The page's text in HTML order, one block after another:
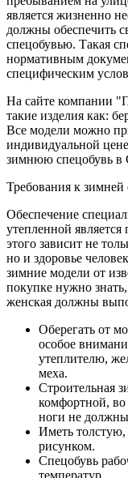
является жизненно
должны обеспечить
спецобувью. Такая
нормативным
специфическим
На сайте компании
такие изделия как:
Все модели можно
индивидуальной
зимнюю спецобувь в
Требования к зимней
Обеспечение
утепленной является
этого зависит не
но и здоровье
зимние модели от
покупке нужно
женская должны
Оберегать от
особое
утеплителю,
меха.
Строительная
комфортной, во
ноги не должны
Иметь
рисунком.
Спецобувь
температур.